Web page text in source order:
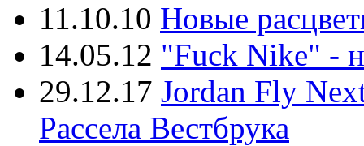
11.10.10 Новые
14.05.12 "Fuck Nike" -
29.12.17 Jordan Fly
Рассела Вестбрука